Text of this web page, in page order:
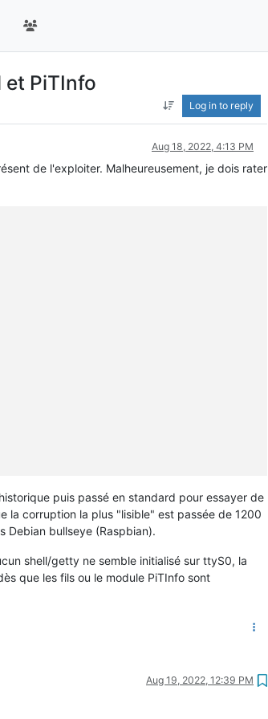
PiTInfo
Log in to reply
Aug 18, 2022, 4:13 PM
de l'exploiter. Malheureusement, je dois rater
settings
puis passé en standard pour essayer de
la corruption la plus "lisible" est passée de 1200
Debian bullseye (Raspbian).
shell/getty ne semble initialisé sur ttyS0, la
que les fils ou le module PiTInfo sont
Aug 19, 2022, 12:39 PM